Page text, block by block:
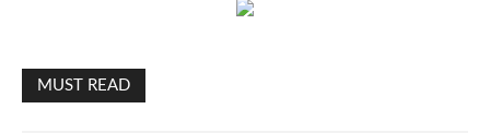
MUST READ